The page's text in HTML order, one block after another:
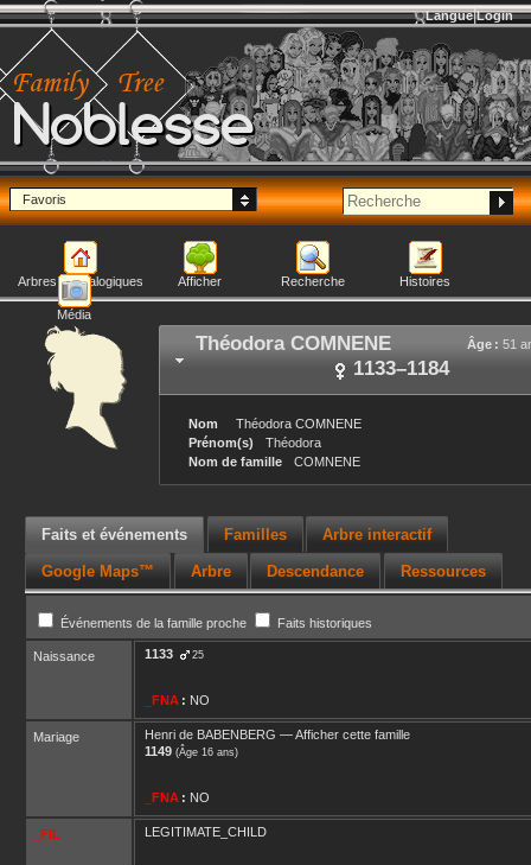
Noblesse
Langue Login
Favoris
Arbres généalogiques Afficher Recherche Histoires
Média
ThéodoraCOMNENE Âge : 51
1133–1184
Nom Théodora COMNENE
Prénom(s)
Théodora
Nom de famille
COMNENE
Faits et événements Familles Arbre interactif
Google Maps™ Arbre Descendance Ressources
Événements de la famille proche Faits historiques
Naissance 1133 25
_FNA : NO
Mariage Henri de BABENBERG —Afficher cette famille
1149 (Âge 16 ans)
_FNA : NO
_FIL LEGITIMATE_CHILD